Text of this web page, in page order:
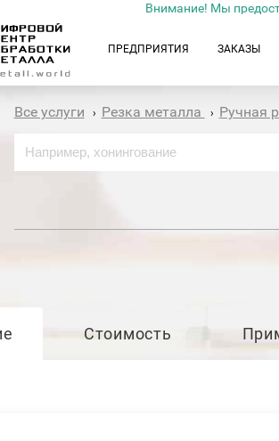
Внимание! Мы
ПРЕДПРИЯТИЯ ЗАКАЗЫ
Все услуги › Резка металла › Ручная
Стоимость